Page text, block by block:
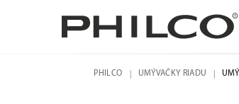
PHILCO UMÝVAČKY RIADU